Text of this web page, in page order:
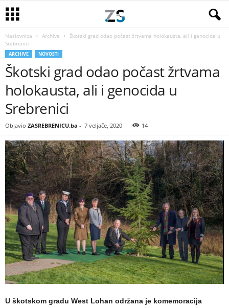
Naslovnica Archive
Škotski grad odao počast žrtvama holokausta, ali i genocida u
Srebrenici
ARCHIVE NOVOSTI
Škotski grad odao počast žrtvama
holokausta, ali i genocida u
Srebrenici
Objavio ZASREBRENICU.ba - 7 veljače, 2020 14
U škotskom gradu West Lohan održana je komemoracija